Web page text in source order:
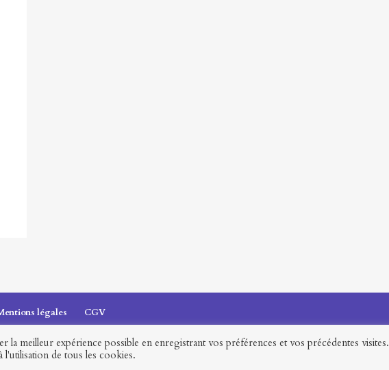
légales CGV
© 2026
meilleur expérience possible en enregistrant vos préférences et vos précédentes visites.
de tous les cookies.